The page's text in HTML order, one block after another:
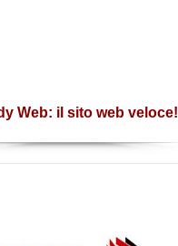
Web: il sito web veloce!